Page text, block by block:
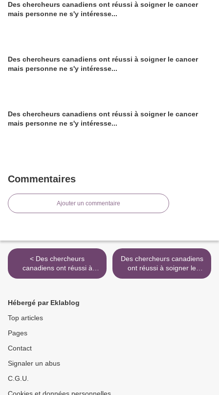
Des chercheurs canadiens ont réussi à soigner le cancer
mais personne ne s'y intéresse...
Des chercheurs canadiens ont réussi à soigner le cancer
mais personne ne s'y intéresse...
Des chercheurs canadiens ont réussi à soigner le cancer
mais personne ne s'y intéresse...
Commentaires
Ajouter un commentaire
< Des chercheurs
canadiens ont réussi à
soigner le cancer mais
Des chercheurs canadiens
ont réussi à soigner le
cancer mais personne ne
Hébergé par Eklablog
Top articles
Pages
Contact
Signaler un abus
C.G.U.